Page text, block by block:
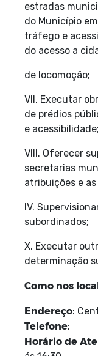
estradas
do Município
tráfego e
do acesso a
de locomoção;
VII. Executar
de prédios
e acessibilidade;
VIII. Oferecer
secretarias
atribuições e
IV.
subordinados;
X. Executar
determinação
Como nos
Endereço:
Telefone:
Horário de